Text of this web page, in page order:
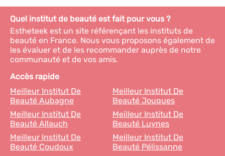
Quel institut de beauté est fait pour vous ?
Estheteek est un site référençant les instituts de
beauté en France. Nous vous proposons également de
les évaluer et de les recommander auprès de notre
communauté et de vos amis.
Accès rapide
Meilleur Institut De
Beauté Aubagne
Meilleur Institut De
Beauté Jouques
Meilleur Institut De
Beauté Allauch
Meilleur Institut De
Beauté Luynes
Meilleur Institut De
Beauté Coudoux
Meilleur Institut De
Beauté Pélissanne